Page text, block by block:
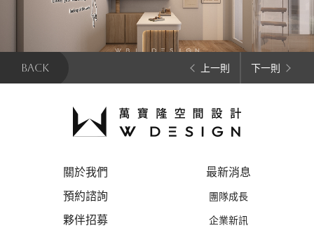
BACK 上一則 下一則
關於我們
預約諮詢
夥伴招募
最新消息
團隊成長
企業新訊